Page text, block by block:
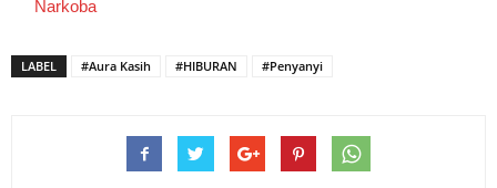
Narkoba
LABEL #Aura Kasih #HIBURAN #Penyanyi